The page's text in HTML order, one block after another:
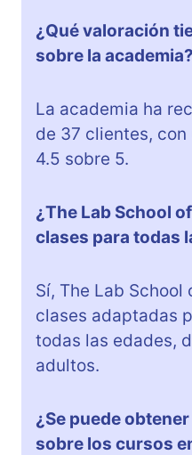
¿Qué valoración
sobre la academia?
La academia ha
de 37 clientes,
4.5 sobre 5.
¿The Lab School
clases para todas
Sí, The Lab School
clases adaptadas
todas las edades,
adultos.
¿Se puede
sobre los cursos